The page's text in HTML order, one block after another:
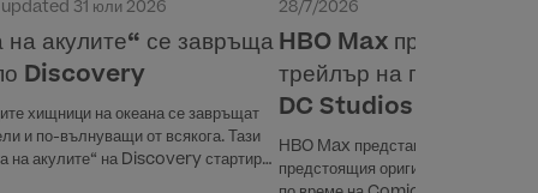
31 юли 2026
акулите“ се завръща
по Discovery
хищници на океана се завръщат
и по-вълнуващи от всякога. Тази
на акулите“ на Discovery стартира
28/7/2026
HBO Max представи
трейлър на
DC Studios „Фенери“
HBO Max представи официалния
предстоящия оригинален